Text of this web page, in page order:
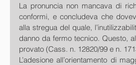
La pronuncia non mancava di
conformi, e concludeva che
alla stregua del quale,
danno da fermo tecnico. Questo,
provato (Cass. n. 12820/99 e n.
L’adesione all’orientamento di